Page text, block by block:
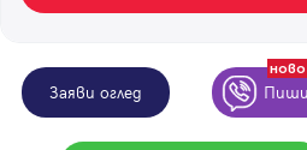
Заяви оглед
ново